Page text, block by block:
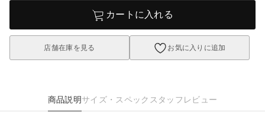
カートに入れる
店舗在庫を見る お気に入りに追加
商品説明サイズ・スペック スタッフレビュー